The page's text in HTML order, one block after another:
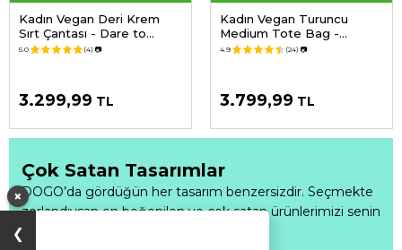
Kadın Vegan Deri Krem
Sırt Çantası - Dare to
Explore Tasarım
5.0 (4) 📷
3.299,99 TL
Kadın Vegan Turuncu
Medium Tote Bag -
Warner Bros Tom & Jerry
4.9 (24) 📷
3.799,99 TL
Çok Satan Tasarımlar
DOGO’da gördüğün her tasarım benzersizdir. Seçmekte
zorlandıysan en beğenilen ve çok satan ürünlerimizi senin
için derledik.
×
❯